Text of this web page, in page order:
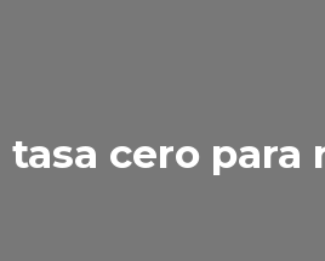
cero